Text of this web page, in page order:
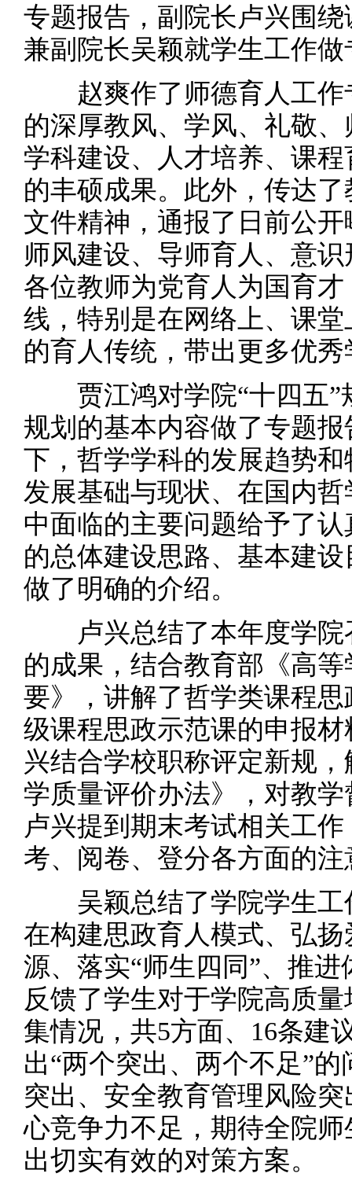
专题报告，副院长卢兴围
兼副院长吴颖就学生工作
赵爽作了师德育人工作
的深厚教风、学风、礼敬
学科建设、人才培养、课
的丰硕成果。此外，传达
文件精神，通报了日前公
师风建设、导师育人、意
各位教师为党育人为国育
线，特别是在网络上、课
的育人传统，带出更多优
贾江鸿对学院“十四五”
规划的基本内容做了专题
下，哲学学科的发展趋势
发展基础与现状、在国内
中面临的主要问题给予了
的总体建设思路、基本建
做了明确的介绍。
卢兴总结了本年度学院
的成果，结合教育部《高
要》，讲解了哲学类课程
级课程思政示范课的申报
兴结合学校职称评定新规
学质量评价办法》，对教
卢兴提到期末考试相关工
考、阅卷、登分各方面的
吴颖总结了学院学生工
在构建思政育人模式、弘
源、落实“师生四同”、推
反馈了学生对于学院高质
集情况，共5方面、16条建
出“两个突出、两个不足”
突出、安全教育管理风险
心竞争力不足，期待全院
出切实有效的对策方案。